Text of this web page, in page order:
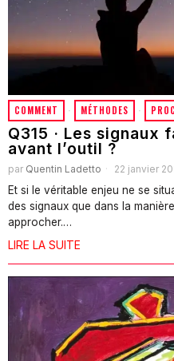
COMMENT · MÉTHODES ·
Q315 · Les
avant l’outil ?
par Quentin Ladetto 22 janvier
Et si le véritable enjeu ne se
des signaux que dans la
approcher.…
LIRE LA SUITE